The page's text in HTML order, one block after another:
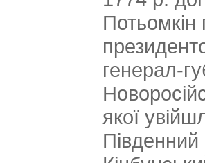
Потьомкін
генерал-
якої
Південний